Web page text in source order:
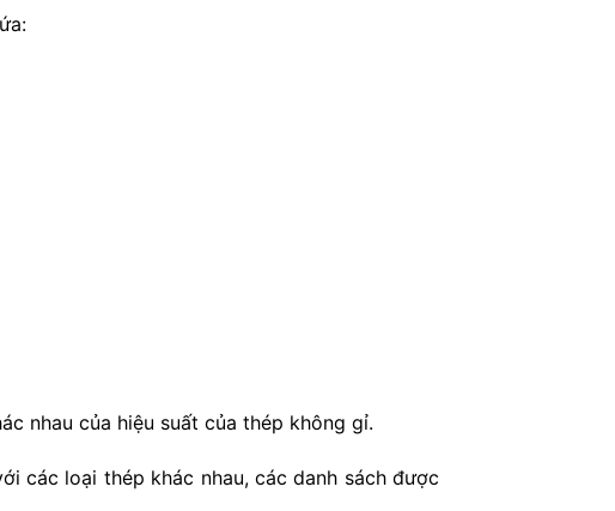
nhau của hiệu suất của thép không gỉ.
các loại thép khác nhau, các danh sách được